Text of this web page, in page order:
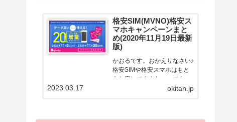
格安SIM(MVNO)格安ス
マホキャンペーンまと
め(2020年11月19日最新
版)
かおるです。おかえりなさい♪
格安SIMや格安スマホはもと
もと安いですよねー。でも！
どうせ契約するなら安くお得
okitan.jp
2023.03.17